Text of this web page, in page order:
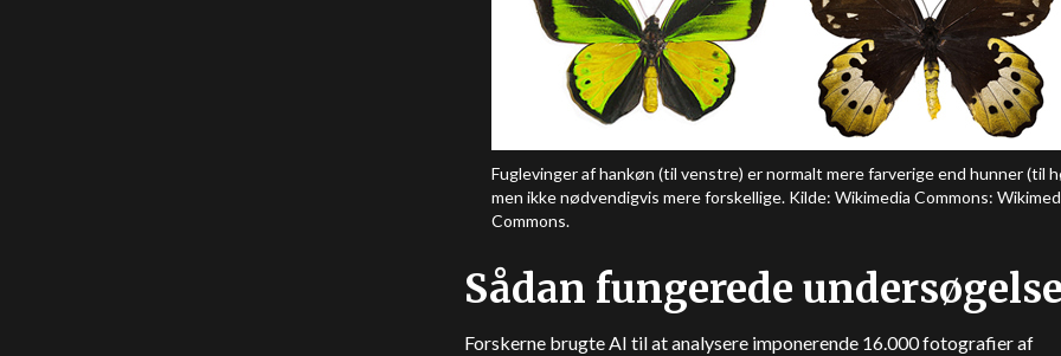
Fuglevinger af hankøn (til venstre) er normalt mere farverige end hunner (til
men ikke nødvendigvis mere forskellige. Kilde: Wikimedia Commons:
Commons.
Sådan fungerede
Forskerne brugte AI til at analysere imponerende 16.000 fotografier af